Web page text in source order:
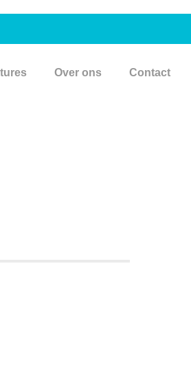
Over ons Contact